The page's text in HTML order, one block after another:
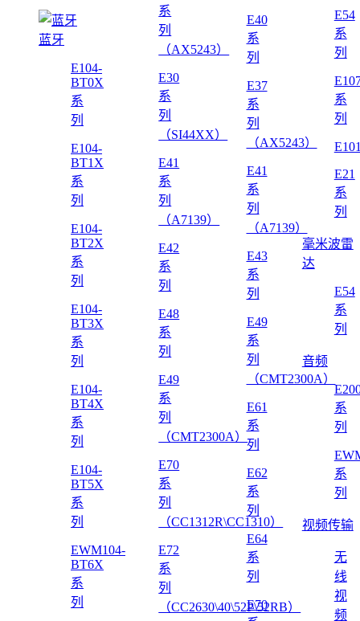
蓝牙
E104-
BT0X
系
列
E104-
BT1X
系
列
E104-
BT2X
系
列
E104-
BT3X
系
列
E104-
BT4X
系
列
E104-
BT5X
系
列
EWM104-
BT6X
系
列
系
列
（AX5243）
E30
系
列
（SI44XX）
E41
系
列
（A7139）
E42
系
列
E48
系
列
E49
系
列
（CMT2300A）
E70
系
列
（CC1312R\CC1310）
E72
系
列
（CC2630\40\52P\52RB）
E40
系
列
E37
系
列
（AX5243）
E41
系
列
（A7139）
E43
系
列
E49
系
列
（CMT2300A）
E61
系
列
E62
系
列
E64
系
列
E70
E54
系
列
系
列
E21
系
列
毫米波雷
达
E54
系
列
音频
系
列
系
列
视频传输
无
线
视
频